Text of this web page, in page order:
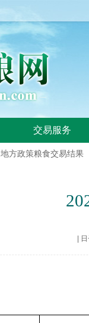
交易服务
地方政策粮食交易结果